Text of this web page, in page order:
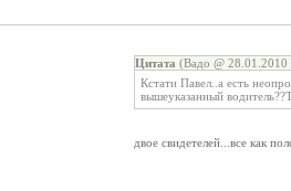
Цитата (Вадо @ 28.01.2010
Кстати Павел..а есть
вышеуказанный
двое свидетелей...все как